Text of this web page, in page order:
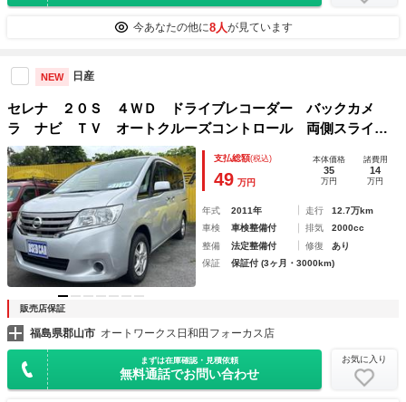
今あなたの他に8人が見ています
NEW 日産
セレナ ２０Ｓ ４ＷＤ ドライブレコーダー バックカメ
ラ ナビ ＴＶ オートクルーズコントロール 両側スライ
ド・片側電動 オートライト スマートキー 電動格納ミラ
ー ３列シート ＣＶＴ アルミホイール
支払総額(税込)
49 万円
本体価格
35
万円
諸費用
14
万円
年式 2011年 走行
12.7万km
車検
車検整備付 排気
2000cc
整備
法定整備付 修復
あり
保証
保証付 (3ヶ月・3000km)
販売店保証
福島県郡山市 オートワークス日和田フォーカス店
まずは在庫確認・見積依頼
無料通話でお問い合わせ
お気に入り